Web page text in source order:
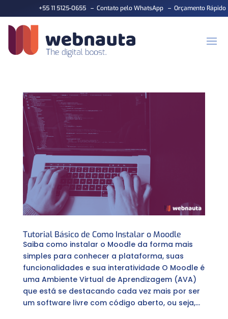
+55 11 5125-0655– Contato pelo WhatsApp– Orçamento Rápido
Tutorial Básico de Como Instalar o Moodle
Saiba como instalar o Moodle da forma mais
simples para conhecer a plataforma, suas
funcionalidades e sua interatividade O Moodle é
uma Ambiente Virtual de Aprendizagem (AVA)
que está se destacando cada vez mais por ser
um software livre com código aberto, ou seja,...